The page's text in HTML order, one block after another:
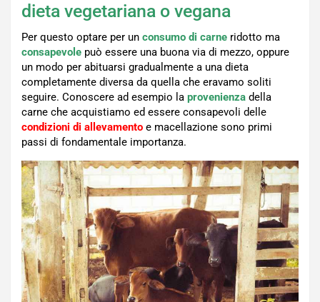
dieta vegetariana o vegana
Per questo optare per un consumo di carne ridotto ma
consapevole può essere una buona via di mezzo, oppure
un modo per abituarsi gradualmente a una dieta
completamente diversa da quella che eravamo soliti
seguire. Conoscere ad esempio la provenienza della
carne che acquistiamo ed essere consapevoli delle
condizioni di allevamento e macellazione sono primi
passi di fondamentale importanza.